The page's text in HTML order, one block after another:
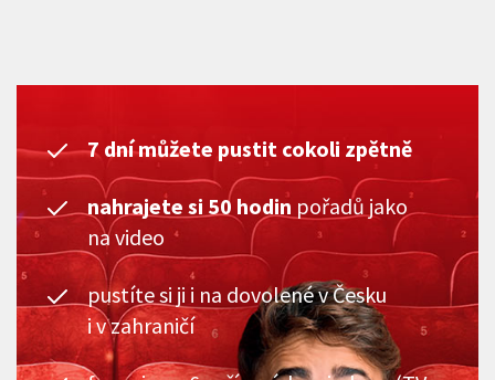
7 dní můžete pustit cokoli zpětně
nahrajete si 50 hodin pořadů jako
na video
pustíte si ji i na dovolené v Česku
i v zahraničí